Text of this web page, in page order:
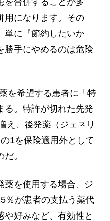
用になります。その
単に『節約したいか
勝手にやめるのは危険
を希望する患者に「特
る。特許が切れた先発
え、後発薬（ジェネリ
1を保険適用外として
。
薬を使用する場合、ジ
％が患者の支払う薬代
や好みなど、有効性と